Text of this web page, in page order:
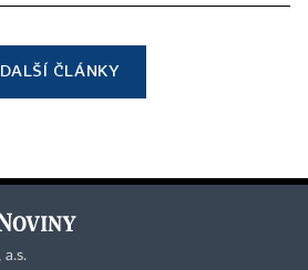
DALŠÍ ČLÁNKY
a.s.